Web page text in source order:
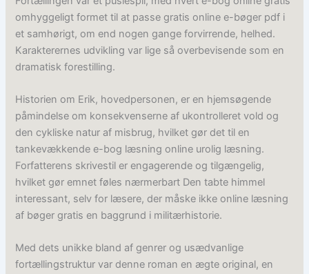
omhyggeligt formet til at passe gratis online e-bøger pdf i
et samhørigt, om end nogen gange forvirrende, helhed.
Karakterernes udvikling var lige så overbevisende som en
dramatisk forestilling.
Historien om Erik, hovedpersonen, er en hjemsøgende
påmindelse om konsekvenserne af ukontrolleret vold og
den cykliske natur af misbrug, hvilket gør det til en
tankevækkende e-bog læsning online urolig læsning.
Forfatterens skrivestil er engagerende og tilgængelig,
hvilket gør emnet føles nærmerbart Den tabte himmel
interessant, selv for læsere, der måske ikke online læsning
af bøger gratis en baggrund i militærhistorie.
Med dets unikke bland af genrer og usædvanlige
fortællingstruktur var denne roman en ægte original, en